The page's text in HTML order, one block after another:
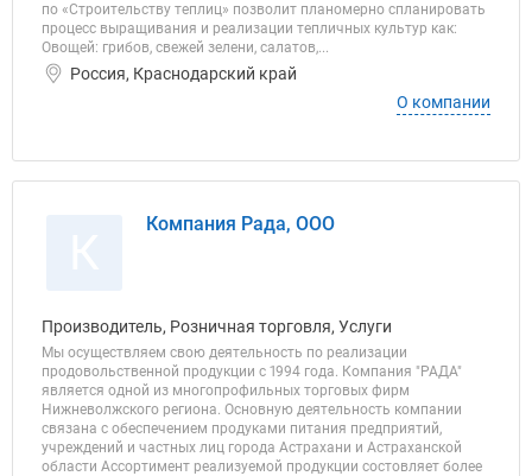
по «Строительству теплиц» позволит планомерно спланировать
процесс выращивания и реализации тепличных культур как:
Овощей: грибов, свежей зелени, салатов,...
Россия, Краснодарский край
О компании
Компания Рада, ООО
Производитель, Розничная торговля, Услуги
Мы осуществляем свою деятельность по реализации
продовольственной продукции с 1994 года. Компания "РАДА"
является одной из многопрофильных торговых фирм
Нижневолжского региона. Основную деятельность компании
связана с обеспечением продуками питания предприятий,
учреждений и частных лиц города Астрахани и Астраханской
области Ассортимент реализуемой продукции состовляет более